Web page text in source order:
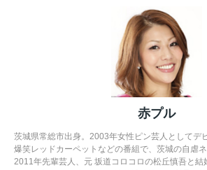
赤プル
茨城県常総市出身。2003年女性ピン芸人としてデ
爆笑レッドカーペットなどの番組で、茨城の自虐ネ
2011年先輩芸人、元 坂道コロコロの松丘慎吾と結